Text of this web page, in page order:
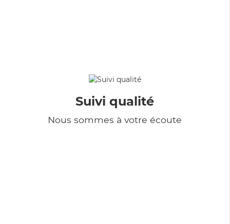
Suivi qualité
Nous sommes à votre écoute